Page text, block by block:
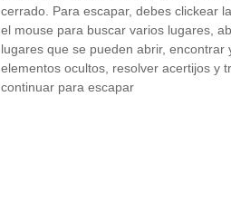
cerrado. Para escapar, debes clickear
el mouse para buscar varios lugares,
lugares que se pueden abrir, encontrar
elementos ocultos, resolver acertijos y
continuar para escapar